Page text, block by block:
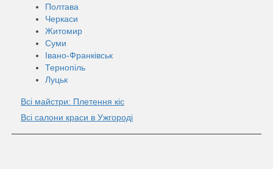
Полтава
Черкаси
Житомир
Суми
Івано-Франківськ
Тернопіль
Луцьк
Всі майстри: Плетення кіс
Всі салони краси в Ужгороді